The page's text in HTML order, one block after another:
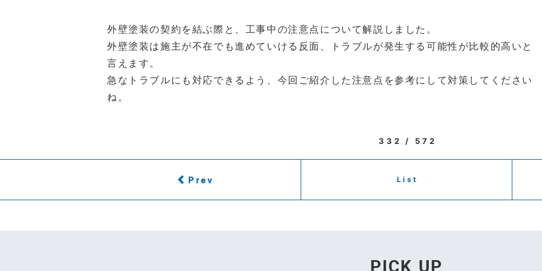
外壁塗装の契約を結ぶ際と、工事中の注意点について解説しました。
外壁塗装は施主が不在でも進めていける反面、トラブルが発生する可能性が比較的高いと
言えます。
急なトラブルにも対応できるよう、今回ご紹介した注意点を参考にして対策してください
ね。
332 / 572
Prev List
PICK UP